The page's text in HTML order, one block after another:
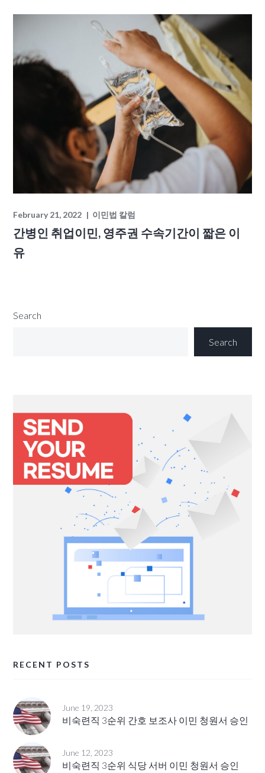
February 21, 2022 이민법 칼럼
간병인 취업이민, 영주권 수속기간이 짧은 이
유
Search
Search
RECENT POSTS
June 19, 2023
비숙련직 3순위 간호 보조사 이민 청원서 승인
June 12, 2023
비숙련직 3순위 식당 서버 이민 청원서 승인